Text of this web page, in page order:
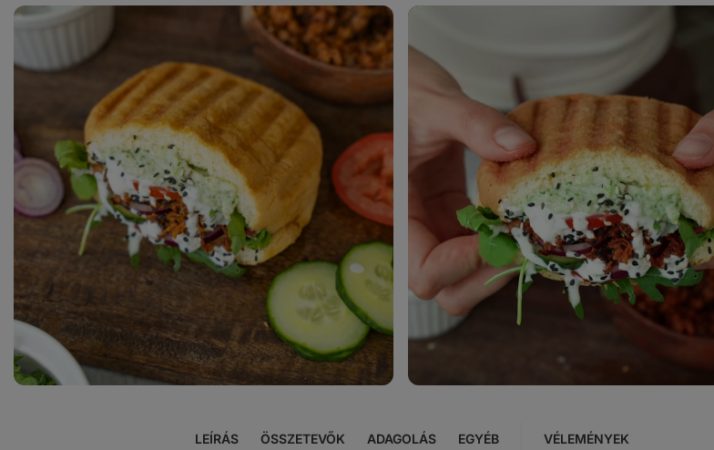
fotó
megjelenítése
megjelenítése
a galériában
LEÍRÁS ÖSSZETEVŐK ADAGOLÁS EGYÉB VÉLEMÉNYEK